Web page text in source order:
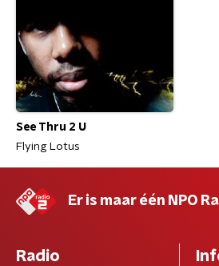
See Thru 2 U
Flying Lotus
Er is maar één NPO
Radio